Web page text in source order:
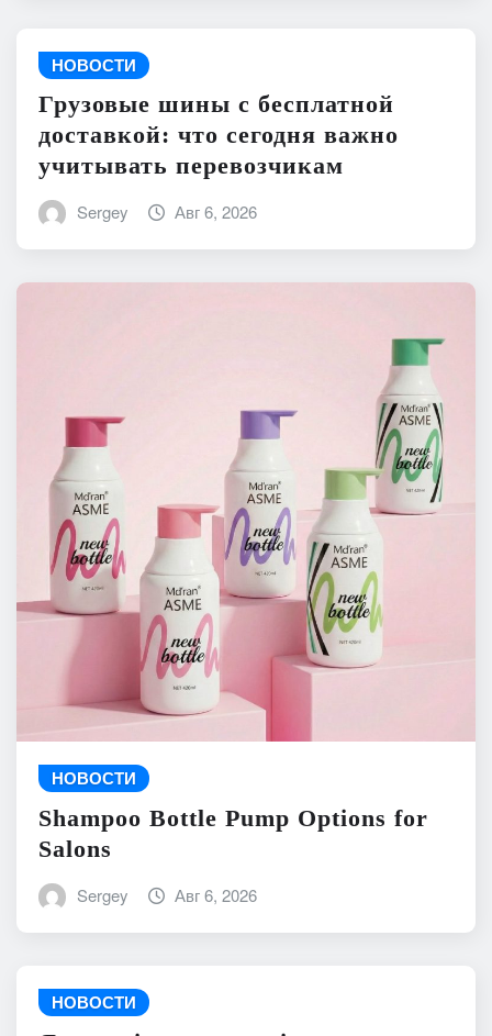
НОВОСТИ
Грузовые шины с бесплатной
доставкой: что сегодня важно
учитывать перевозчикам
Sergey Авг 6, 2026
НОВОСТИ
Shampoo Bottle Pump Options for
Salons
Sergey Авг 6, 2026
НОВОСТИ